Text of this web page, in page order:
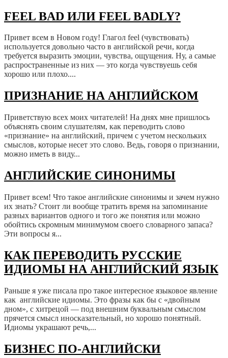
FEEL BAD ИЛИ FEEL BADLY?
Привет всем в Новом году! Глагол feel (чувствовать)
используется довольно часто в английской речи, когда
требуется выразить эмоции, чувства, ощущения. Ну, а самые
распространенные из них — это когда чувствуешь себя
хорошо или плохо....
ПРИЗНАНИЕ НА АНГЛИЙСКОМ
Приветствую всех моих читателей! На днях мне пришлось
объяснять своим слушателям, как переводить слово
«признание» на английский, причем с учетом нескольких
смыслов, которые несет это слово. Ведь, говоря о признании,
можно иметь в виду...
АНГЛИЙСКИЕ СИНОНИМЫ
Привет всем! Что такое английские синонимы и зачем нужно
их знать? Стоит ли вообще тратить время на запоминание
разных вариантов одного и того же понятия или можно
обойтись скромным минимумом своего словарного запаса?
Эти вопросы я...
КАК ПЕРЕВОДИТЬ РУССКИЕ
ИДИОМЫ НА АНГЛИЙСКИЙ ЯЗЫК
Раньше я уже писала про такое интересное языковое явление
как английские идиомы. Это фразы как бы с «двойным
дном», с хитрецой — под внешним буквальным смыслом
прячется смысл иносказательный, но хорошо понятный.
Идиомы украшают речь,...
БИЗНЕС ПО-АНГЛИЙСКИ